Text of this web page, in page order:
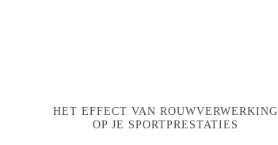
HET EFFECT VAN ROUWVERWERKING
OP JE SPORTPRESTATIES